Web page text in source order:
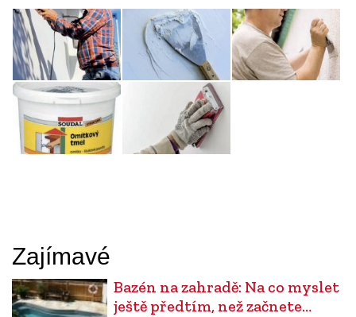
Zajímavé
Bazén na zahradě: Na co myslet
ještě předtím, než začnete…